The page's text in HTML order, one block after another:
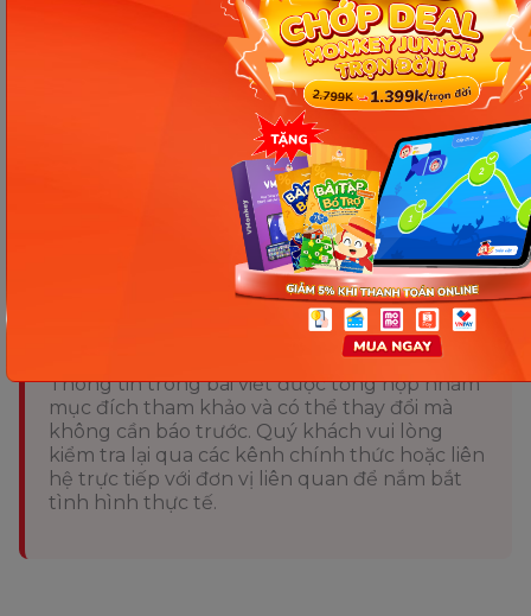
cần một thời gian dài, đòi hỏi ba mẹ phải đầu tư thời
gian và tiền bạc cũng như áp dụng những phương
pháp dạy hiệu quả. Trong đó, học qua những bài
nhạc thiếu nhi tiếng Anh sẽ là một gợi ý thú vị mà
ba mẹ có thể tham khảo! Tuy nhiên, ba mẹ cũng
cần lưu ý tới việc rèn luyện bài bản để nâng cao khả
năng ngoại ngữ của con.
Chia sẻ ngay
Thông tin trong bài viết được tổng hợp nhằm
mục đích tham khảo và có thể thay đổi mà
không cần báo trước. Quý khách vui lòng
kiểm tra lại qua các kênh chính thức hoặc liên
hệ trực tiếp với đơn vị liên quan để nắm bắt
tình hình thực tế.